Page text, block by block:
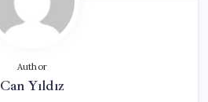
Author
Can Yıldız